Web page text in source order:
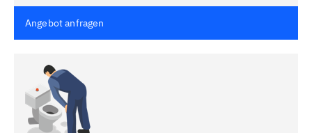
Angebot anfragen